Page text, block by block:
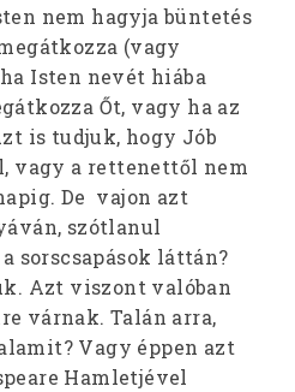
nem hagyja büntetés
(vagy
Isten nevét hiába
Őt, vagy ha az
is tudjuk, hogy Jób
vagy a rettenettől nem
De vajon azt
szótlanul
sorscsapások láttán?
Azt viszont valóban
várnak. Talán arra,
Vagy éppen azt
Hamletjével